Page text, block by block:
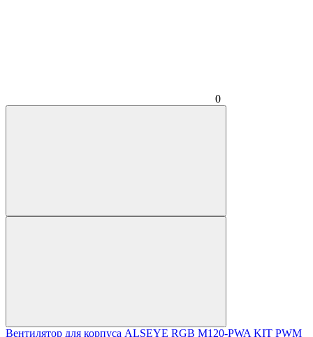
0
Вентилятор для корпуса ALSEYE RGB M120-PWA KIT PWM